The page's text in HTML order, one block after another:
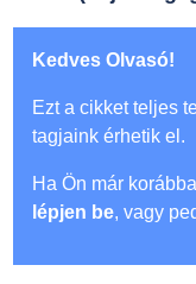
Kedves Olvasó!
Ezt a cikket teljes
tagjaink érhetik el.
Ha Ön már
lépjen be, vagy